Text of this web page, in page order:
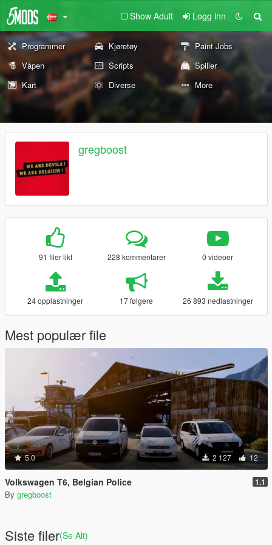
Show Adult Logg inn
Programmer Kjøretøy
Paint Jobs
Våpen
Scripts
Spiller
Kart
Diverse More
gregboost
91 filer likt 228 kommentarer 0 videoer
24 opplastninger 17 følgere 26 893 nedlastninger
Mest populær file
5.0 2 127 12
Volkswagen T6, Belgian Police 1.1
By gregboost
Siste filer(Se Alt)